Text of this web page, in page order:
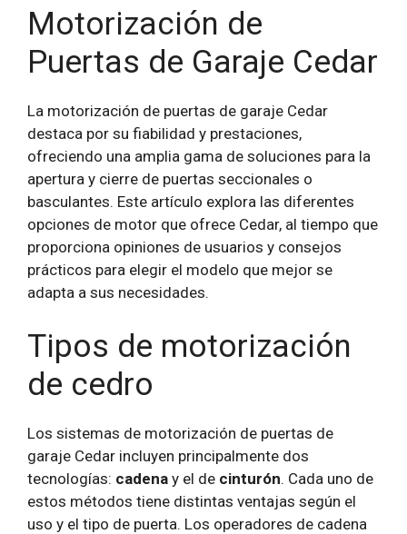
Motorización de
Puertas de Garaje Cedar
La motorización de puertas de garaje Cedar
destaca por su fiabilidad y prestaciones,
ofreciendo una amplia gama de soluciones para la
apertura y cierre de puertas seccionales o
basculantes. Este artículo explora las diferentes
opciones de motor que ofrece Cedar, al tiempo que
proporciona opiniones de usuarios y consejos
prácticos para elegir el modelo que mejor se
adapta a sus necesidades.
Tipos de motorización
de cedro
Los sistemas de motorización de puertas de
garaje Cedar incluyen principalmente dos
tecnologías: cadena y el de cinturón. Cada uno de
estos métodos tiene distintas ventajas según el
uso y el tipo de puerta. Los operadores de cadena